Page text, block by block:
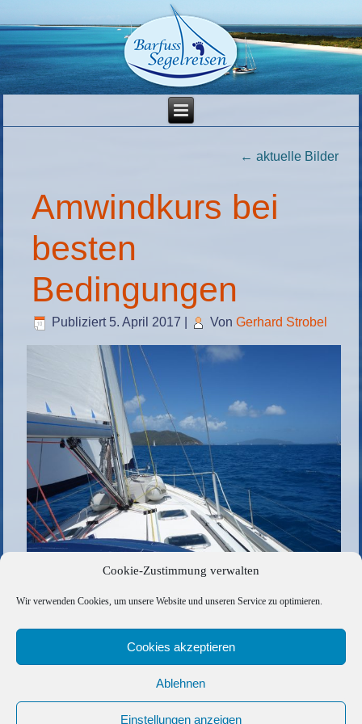
Cookie-Zustimmung verwalten
Wir verwenden Cookies, um unsere Website und unseren Service zu optimieren.
Cookies akzeptieren
Ablehnen
Einstellungen anzeigen
← aktuelle Bilder
Amwindkurs bei
besten
Bedingungen
Publiziert 5. April 2017 Von Gerhard Strobel
Einfach mal abhängen» «Mal wieder Angelglück
Copyright © 2026 Barfuss Segelreisen GmbH
Impressum|Datenschutz|Cookie-Richtlinie